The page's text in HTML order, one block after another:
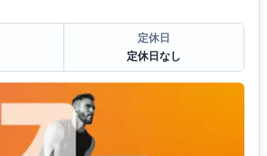
定休日
定休日なし